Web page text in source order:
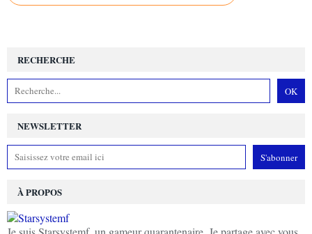
NEWSLETTER
RECHERCHE
À PROPOS